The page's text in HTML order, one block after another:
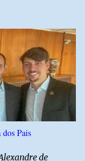
do veículo e
pertencente à
morreu
do Rodrigues foi
a equipe
A força da
do acidente. A
garantir a
Pais
de